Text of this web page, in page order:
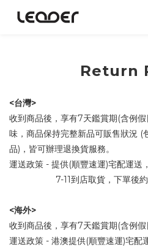
Return
<台灣>
收到商品後，享有7天鑑賞期(含例
味，商品保持完整新品可販售狀況 (
品)，皆可辦理退換貨服務。
運送政策 - 提供(順豐速運)宅配運送
7-11到店取貨，下單後約3~4
<海外>
收到商品後，享有7天鑑賞期(含例假
運送政策 - 港澳提供(順豐速運)宅配